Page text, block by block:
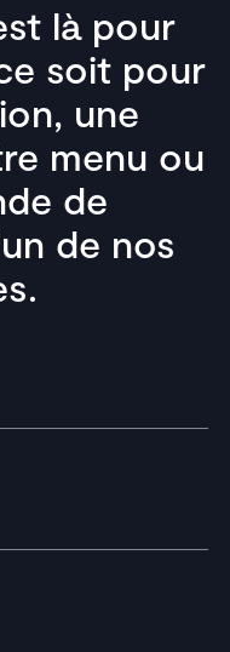
là pour
soit pour
une
menu ou
de
de nos
vide.